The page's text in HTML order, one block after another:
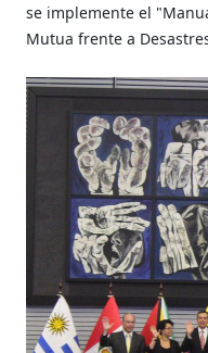
se implemente el
Mutua frente a